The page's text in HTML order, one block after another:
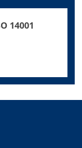
14001